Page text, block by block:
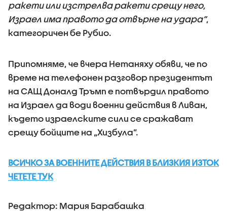
ракети или изстрелва ракети срещу него,
Израел има правото да отвърне на удара”,
категоричен бе Рубио.
Припомняме, че вчера Нетаняху обяви, че по
време на телефонен разговор президентът
на САЩ Доналд Тръмп е потвърдил правото
на Израел да води военни действия в Ливан,
където израелските сили се сражават
срещу бойците на „Хизбула”.
ВСИЧКО ЗА ВОЕННИТЕ ДЕЙСТВИЯ В БЛИЗКИЯ ИЗТОК
ЧЕТЕТЕ ТУК
Редактор: Мария Барабашка